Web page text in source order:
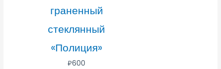
граненный
стеклянный
«Полиция»
₽600